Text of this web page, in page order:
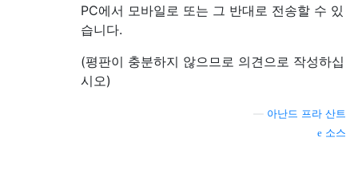
PC에서 모바일로 또는 그 반대로 전송할 수 있
습니다.
(평판이 충분하지 않으므로 의견으로 작성하십
시오)
아난드 프라 산트
소스